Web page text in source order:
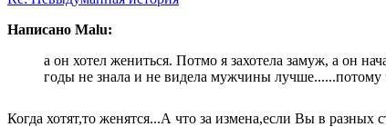
Написано Malu:
а он хотел жениться. Потмо я захотела замуж, а он
годы не знала и не видела мужчины лучше......потому
Когда хотят,то женятся...А что за измена,если Вы в разных